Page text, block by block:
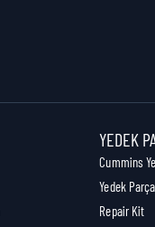
YEDEK
Cummins
Yedek
Repair Kit